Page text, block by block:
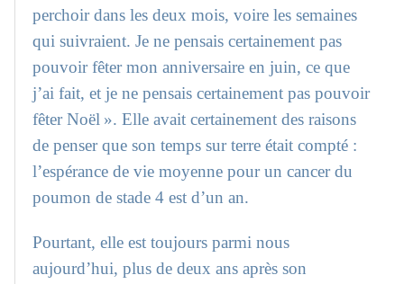
perchoir dans les deux mois, voire les semaines
qui suivraient. Je ne pensais certainement pas
pouvoir fêter mon anniversaire en juin, ce que
j’ai fait, et je ne pensais certainement pas pouvoir
fêter Noël ». Elle avait certainement des raisons
de penser que son temps sur terre était compté :
l’espérance de vie moyenne pour un cancer du
poumon de stade 4 est d’un an.
Pourtant, elle est toujours parmi nous
aujourd’hui, plus de deux ans après son